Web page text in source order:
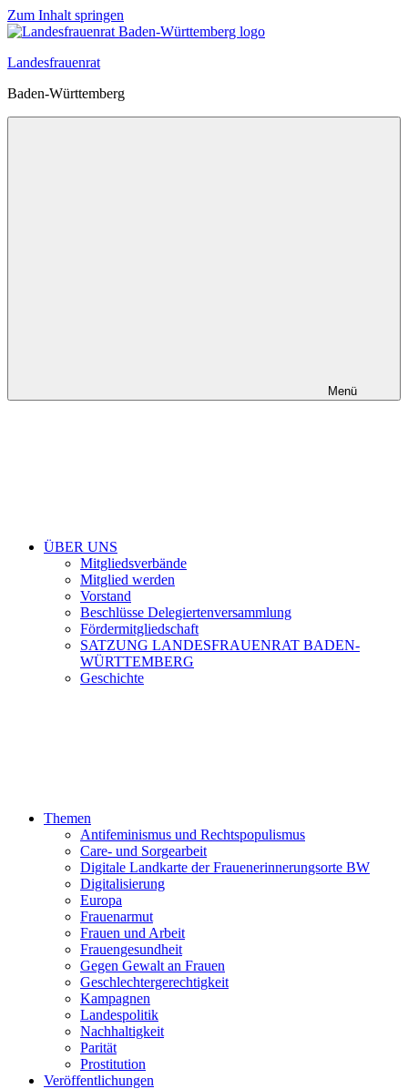
Zum Inhalt springen
Landesfrauenrat
Baden-Württemberg
Menü
ÜBER UNS
Mitgliedsverbände
Mitglied werden
Vorstand
Beschlüsse Delegiertenversammlung
Fördermitgliedschaft
SATZUNG LANDESFRAUENRAT BADEN-
WÜRTTEMBERG
Geschichte
Themen
Antifeminismus und Rechtspopulismus
Care- und Sorgearbeit
Digitale Landkarte der Frauenerinnerungsorte BW
Digitalisierung
Europa
Frauenarmut
Frauen und Arbeit
Frauengesundheit
Gegen Gewalt an Frauen
Geschlechtergerechtigkeit
Kampagnen
Landespolitik
Nachhaltigkeit
Parität
Prostitution
Veröffentlichungen